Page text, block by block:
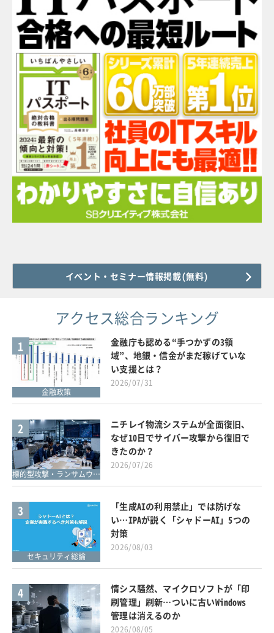
イベント・セミナー情報掲載(無料)
アクセス総合ランキング
1
金融政策
金融庁も認める“手つかずの3領
域”、地銀・信金がまだ稼げていな
い支援とは？
2026/07/31
2
標的型攻撃・ランサムウェア対策
ニチレイ物流システムが全面復旧、
なぜ10日でサイバー攻撃から復旧で
きたのか？
2026/07/26
3
セキュリティ総論
「生成AIの利用禁止」では防げな
い…IPAが説く「シャドーAI」5つの
対策
2026/08/03
4
情シス騒然、マイクロソフトが「印
刷管理」刷新…ついに古いWindows
管理は消えるのか
2026/08/05